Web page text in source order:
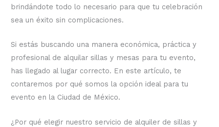
brindándote todo lo necesario para que tu celebración
sea un éxito sin complicaciones.
Si estás buscando una manera económica, práctica y
profesional de alquilar sillas y mesas para tu evento,
has llegado al lugar correcto. En este artículo, te
contaremos por qué somos la opción ideal para tu
evento en la Ciudad de México.
¿Por qué elegir nuestro servicio de alquiler de sillas y